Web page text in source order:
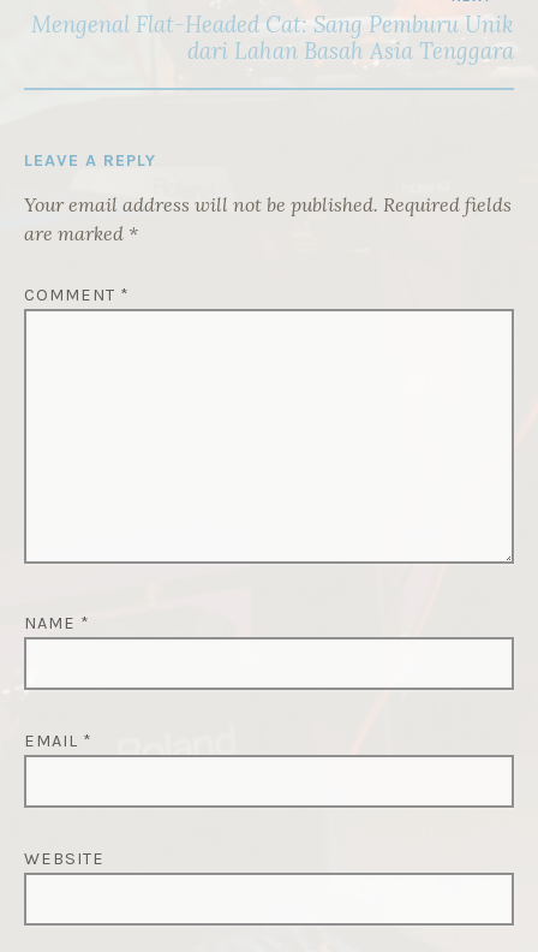
Mengenal Flat-Headed Cat: Sang Pemburu Unik
dari Lahan Basah Asia Tenggara
LEAVE A REPLY
Your email address will not be published. Required fields
are marked *
COMMENT *
NAME *
EMAIL *
WEBSITE